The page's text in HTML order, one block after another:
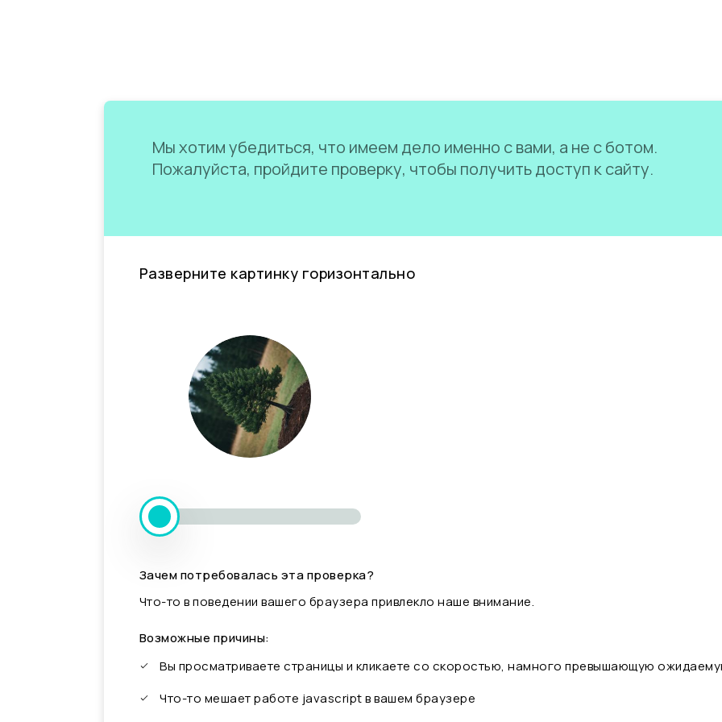
Мы хотим убедиться, что имеем дело именно с вами, а не с ботом.
Пожалуйста, пройдите проверку, чтобы получить доступ к сайту.
Разверните картинку горизонтально
Зачем потребовалась эта проверка?
Что-то в поведении вашего браузера привлекло наше внимание.
Возможные причины:
Вы просматриваете страницы и кликаете со скоростью, намного превышающую
Что-то мешает работе javascript в вашем браузере